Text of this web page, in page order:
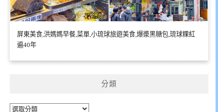
屏東美食,洪媽媽早餐,菜單,小琉球旅遊美食,爆漿黑糖包,琉球粿紅
遍40年
分類
分